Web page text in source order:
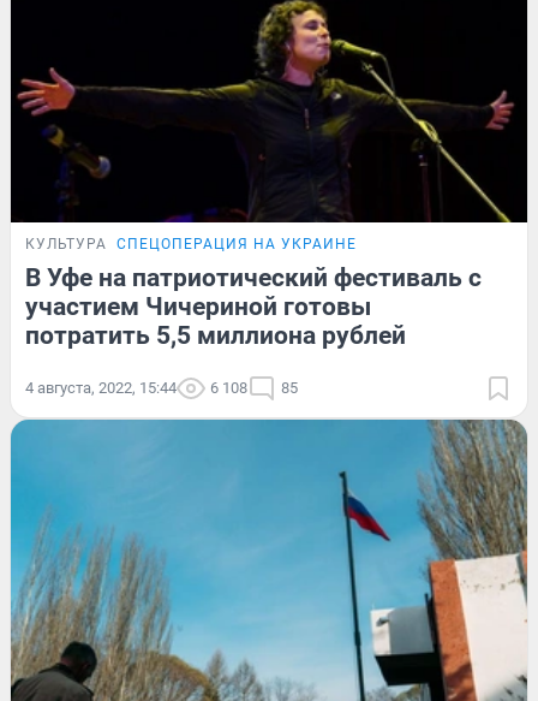
КУЛЬТУРА СПЕЦОПЕРАЦИЯ НА УКРАИНЕ
В Уфе на патриотический фестиваль с
участием Чичериной готовы
потратить 5,5 миллиона рублей
4 августа, 2022, 15:44 6 108 85